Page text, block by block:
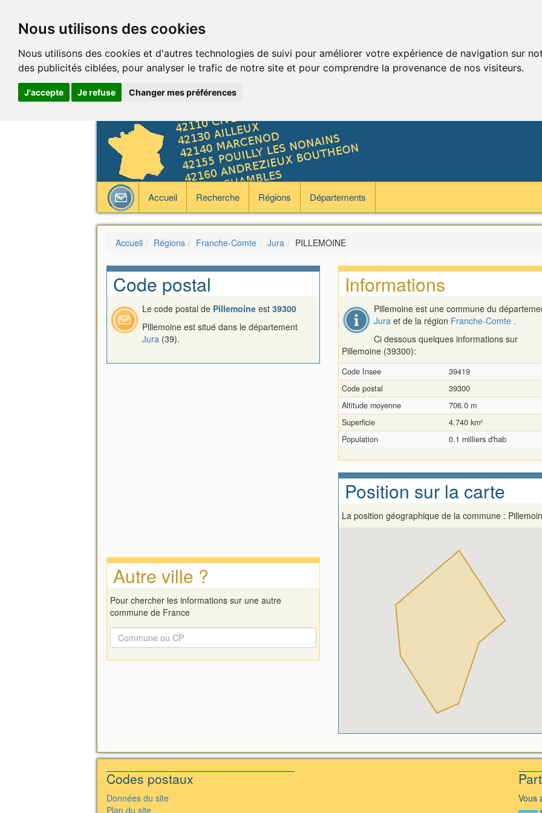
Nous utilisons des cookies
Nous utilisons des cookies et d'autres technologies de suivi pour améliorer votre expérience de navigation sur
des publicités ciblées, pour analyser le trafic de notre site et pour comprendre la provenance de nos visiteurs.
J'accepte Je refuse Changer mes préférences
Accueil Recherche Régions Départements
Accueil Régions Franche-Comte Jura PILLEMOINE
Code postal
Le code postal de Pillemoine est 39300
Pillemoine est situé dans le département
Jura (39).
Autre ville ?
Pour chercher les informations sur une autre
commune de France
Informations
Pillemoine est une commune du
Jura et de la région Franche-Comte .
Ci dessous quelques informations sur
Pillemoine (39300):
Code Insee
39419
Code postal
39300
Altitude moyenne
706.0 m
Superficie
4.740 km²
Population
0.1 milliers d'hab
Position sur la carte
La position géographique de la commune :
Codes postaux
Données du site
Plan du site
Vous